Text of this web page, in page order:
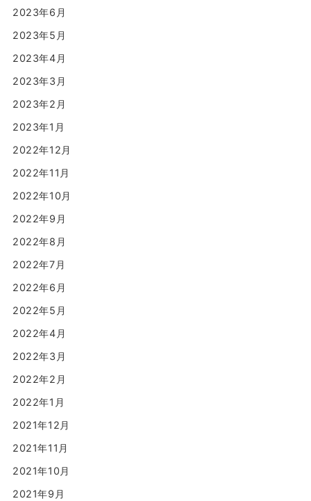
2023年6月
2023年5月
2023年4月
2023年3月
2023年2月
2023年1月
2022年12月
2022年11月
2022年10月
2022年9月
2022年8月
2022年7月
2022年6月
2022年5月
2022年4月
2022年3月
2022年2月
2022年1月
2021年12月
2021年11月
2021年10月
2021年9月